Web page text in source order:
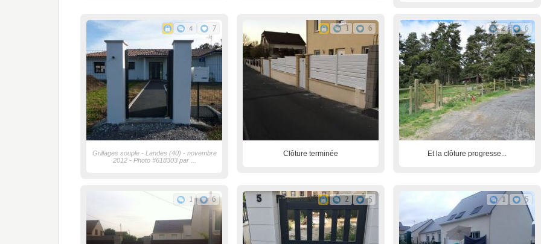
4 7
Grillages souple - Landes (40) - novembre
2012 - Photo #618303 par ...
1 6
Clôture terminée
2 6
Et la clôture progresse...
1 6 2 5 1 5